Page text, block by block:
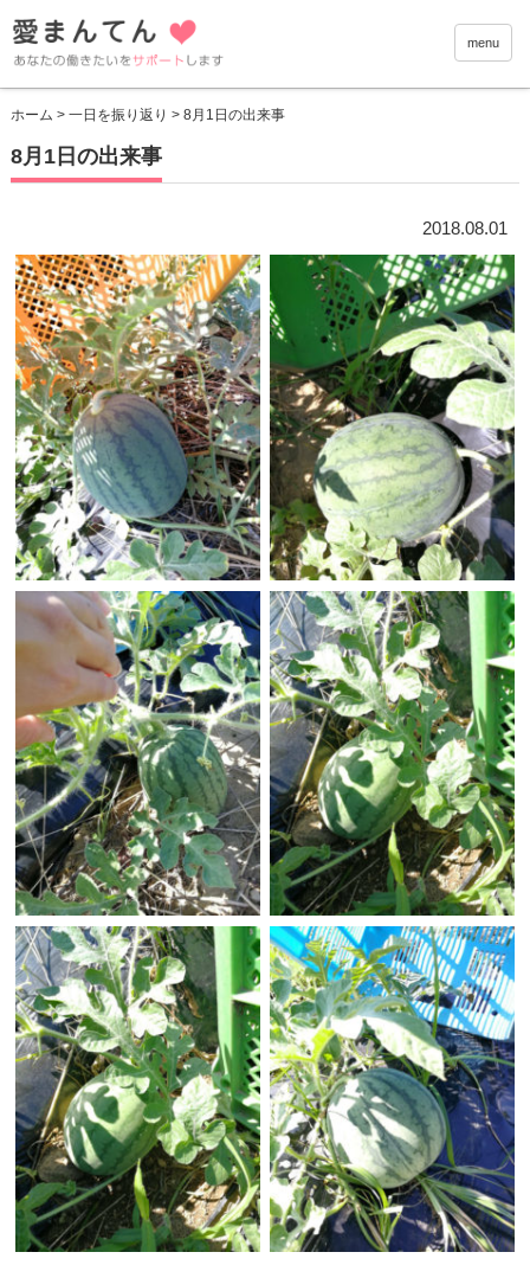
愛まん
menu
ホーム > 一日を振り返り > 8月1日の出来事
8月1日の出来事
2018.08.01